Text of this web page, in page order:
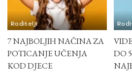
Roditelji
7 NAJBOLJIH NAČINA ZA
POTICANJE UČENJA
KOD DJECE
DO